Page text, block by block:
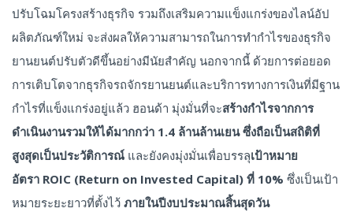
ปรับโฉมโครงสร้างธุรกิจ รวมถึงเสริมความแข็งแกร่งของไลน์อัป
ผลิตภัณฑ์ใหม่ จะส่งผลให้ความสามารถในการทำกำไรของธุรกิจ
ยานยนต์ปรับตัวดีขึ้นอย่างมีนัยสำคัญ นอกจากนี้ ด้วยการต่อยอด
การเติบโตจากธุรกิจรถจักรยานยนต์และบริการทางการเงินที่มีฐาน
กำไรที่แข็งแกร่งอยู่แล้ว ฮอนด้า มุ่งมั่นที่จะสร้างกำไรจากการ
ดำเนินงานรวมให้ได้มากกว่า 1.4 ล้านล้านเยน ซึ่งถือเป็นสถิติที่
สูงสุดเป็นประวัติการณ์ และยังคงมุ่งมั่นเพื่อบรรลุเป้าหมาย
อัตรา ROIC (Return on Invested Capital) ที่ 10% ซึ่งเป็นเป้า
หมายระยะยาวที่ตั้งไว้ ภายในปีงบประมาณสิ้นสุดวัน